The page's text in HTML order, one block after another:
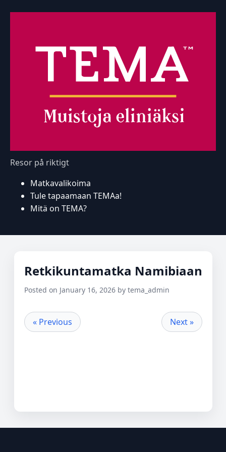
Resor på riktigt
Matkavalikoima
Tule tapaamaan TEMAa!
Mitä on TEMA?
Retkikuntamatka Namibiaan
Posted on January 16, 2026 by tema_admin
« Previous Next »